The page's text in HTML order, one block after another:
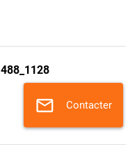
488_1128
mail Contacter